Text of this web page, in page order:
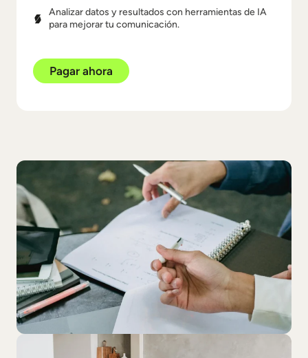
Analizar datos y resultados con herramientas de IA
para mejorar tu comunicación.
Pagar ahora